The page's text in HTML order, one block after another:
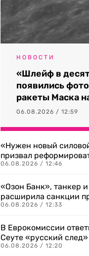
НОВОСТИ
«Шлейф в
появились
ракеты Маска
06.08.2026 / 12:59
«Нужен новый
призвал
06.08.2026 / 12:46
«Озон Банк», танкер
расширила санкции
06.08.2026 / 12:33
В Еврокомиссии
Сеуте «русский след»
06.08.2026 / 12:20